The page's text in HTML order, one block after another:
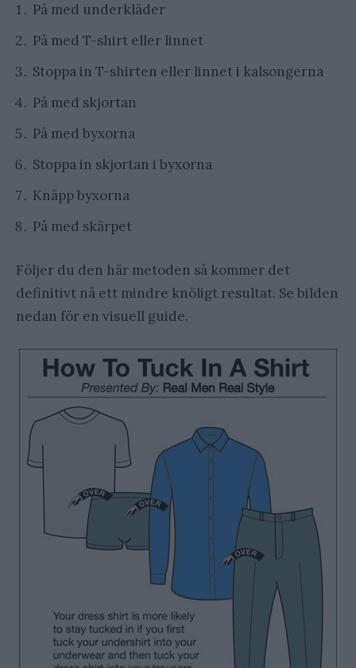
På med underkläder
På med T-shirt eller linnet
Stoppa in T-shirten eller linnet i kalsongerna
På med skjortan
På med byxorna
Stoppa in skjortan i byxorna
Knäpp byxorna
På med skärpet
Följer du den här metoden så kommer det
definitivt nå ett mindre knöligt resultat. Se bilden
nedan för en visuell guide.